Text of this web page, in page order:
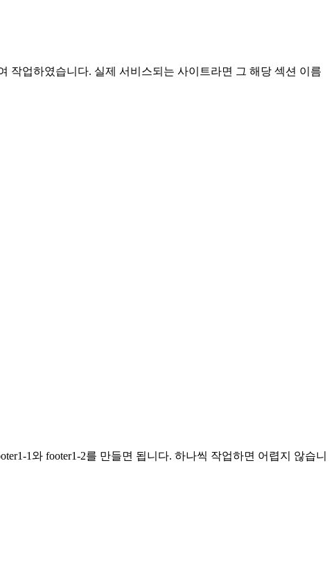
작업하였습니다. 실제 서비스되는 사이트라면 그 해당 섹션 이름
1와 footer1-2를 만들면 됩니다. 하나씩 작업하면 어렵지 않습니